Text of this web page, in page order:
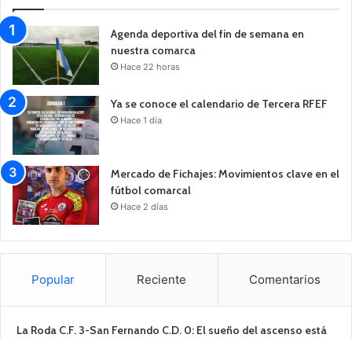
Agenda deportiva del fin de semana en
nuestra comarca
Hace 22 horas
Ya se conoce el calendario de Tercera RFEF
Hace 1 día
Mercado de Fichajes: Movimientos clave en el
fútbol comarcal
Hace 2 días
Popular Reciente Comentarios
La Roda C.F. 3-San Fernando C.D. 0: El sueño del ascenso está